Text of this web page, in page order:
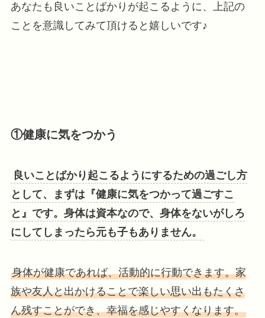
あなたも良いことばかりが起こるように、上記の
ことを意識してみて頂けると嬉しいです♪
①健康に気をつかう
良いことばかり起こるようにするための過ごし方
として、まずは『健康に気をつかって過ごすこ
と』です。身体は資本なので、身体をないがしろ
にしてしまったら元も子もありません。
身体が健康であれば、活動的に行動できます。家
族や友人と出かけることで楽しい思い出もたくさ
ん残すことができ、幸福を感じやすくなります。